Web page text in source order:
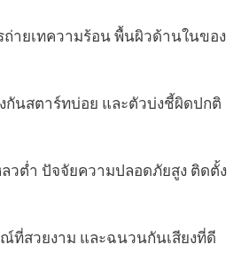
ายเทความร้อน พื้นผิวด้านในของ
กันสตาร์ทบ่อย และตัวบ่งชี้ผิดปกติ
วต่ำ ปัจจัยความปลอดภัยสูง ติดตั้ง
ที่สวยงาม และฉนวนกันเสียงที่ดี